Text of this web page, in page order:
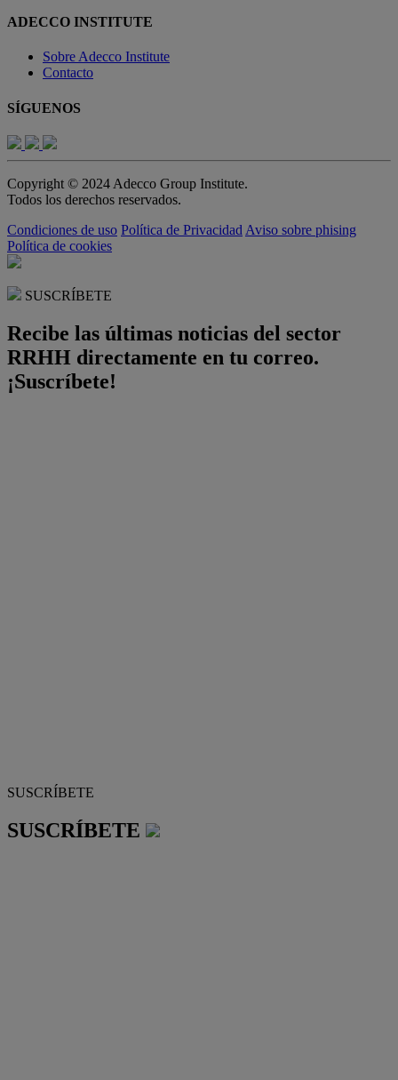
ADECCO INSTITUTE
Sobre Adecco Institute
Contacto
SÍGUENOS
Copyright © 2024 Adecco Group Institute.
Todos los derechos reservados.
Condiciones de uso Política de Privacidad Aviso sobre phising
Política de cookies
SUSCRÍBETE
Recibe las últimas noticias del sector
RRHH directamente en tu correo.
¡Suscríbete!
SUSCRÍBETE
SUSCRÍBETE